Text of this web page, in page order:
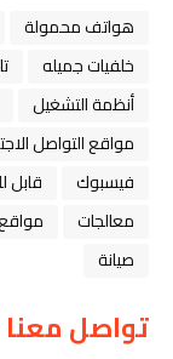
هواتف محمولة
خلفيات جميله
أنظمة التشغيل
مواقع التواصل
فيسبوك
قابل
معالجات
صيانة
تواصل معنا